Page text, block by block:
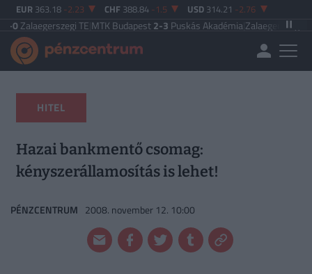
EUR 363.18 -2.23 CHF 388.84 -1.5 USD 314.21 -2.76
TE|MTK Budapest2-3Puskás Akadémia|Zalaegerszegi TE5-2 Paksi
HITEL
Hazai bankmentő csomag:
kényszerállamosítás is lehet!
PÉNZCENTRUM 2008. november 12. 10:00